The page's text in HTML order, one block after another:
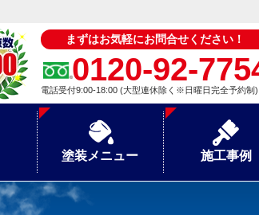
まずはお気軽にお問合せください！
0120-92-
電話受付9:00-18:00 (大型連休除く※日曜日完全予約制)
塗装メニュー 施工事例